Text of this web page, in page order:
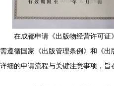
在成都申请《出版物经营许可证
需遵循国家《出版管理条例》和《
详细的申请流程与关键注意事项，旨